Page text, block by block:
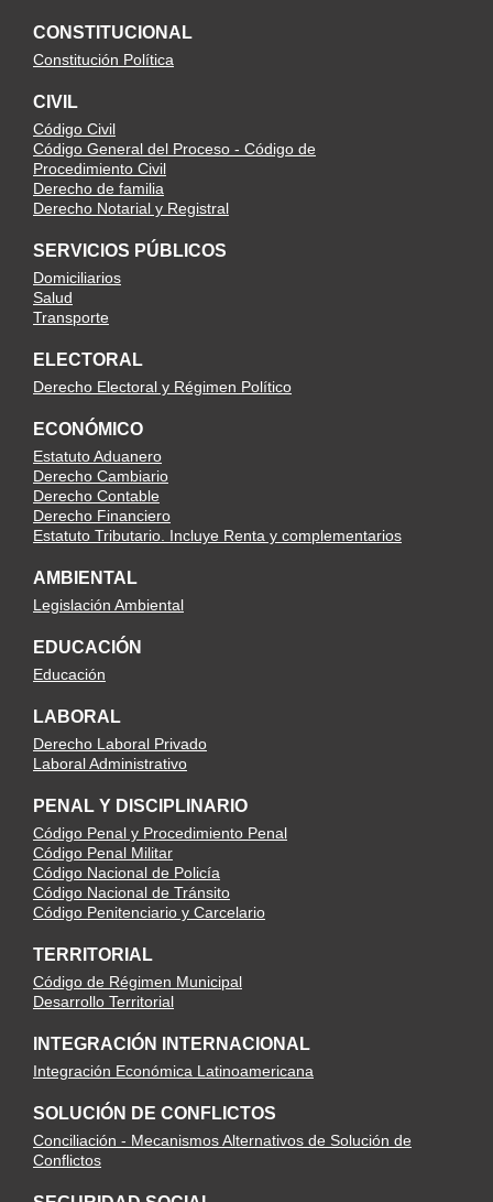
CONSTITUCIONAL
Constitución Política
CIVIL
Código Civil
Código General del Proceso - Código de
Procedimiento Civil
Derecho de familia
Derecho Notarial y Registral
SERVICIOS PÚBLICOS
Domiciliarios
Salud
Transporte
ELECTORAL
Derecho Electoral y Régimen Político
ECONÓMICO
Estatuto Aduanero
Derecho Cambiario
Derecho Contable
Derecho Financiero
Estatuto Tributario. Incluye Renta y complementarios
AMBIENTAL
Legislación Ambiental
EDUCACIÓN
Educación
LABORAL
Derecho Laboral Privado
Laboral Administrativo
PENAL Y DISCIPLINARIO
Código Penal y Procedimiento Penal
Código Penal Militar
Código Nacional de Policía
Código Nacional de Tránsito
Código Penitenciario y Carcelario
TERRITORIAL
Código de Régimen Municipal
Desarrollo Territorial
INTEGRACIÓN INTERNACIONAL
Integración Económica Latinoamericana
SOLUCIÓN DE CONFLICTOS
Conciliación - Mecanismos Alternativos de Solución de
Conflictos